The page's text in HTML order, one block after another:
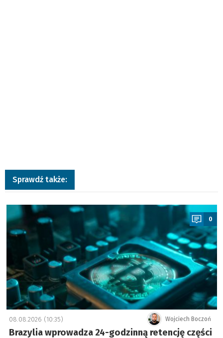
Sprawdź także:
a
0
Wojciech Boczoń
08.08.2026 (10:35)
Brazylia wprowadza 24-godzinną retencję części